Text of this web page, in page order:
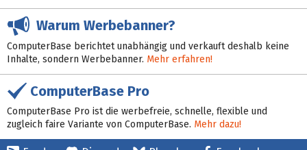
Warum Werbebanner?
ComputerBase berichtet unabhängig und verkauft deshalb keine
Inhalte, sondern Werbebanner. Mehr erfahren!
ComputerBase Pro
ComputerBase Pro ist die werbefreie, schnelle, flexible und
zugleich faire Variante von ComputerBase. Mehr dazu!